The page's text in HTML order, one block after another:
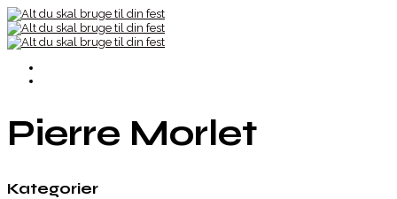
Pierre Morlet
Kategorier